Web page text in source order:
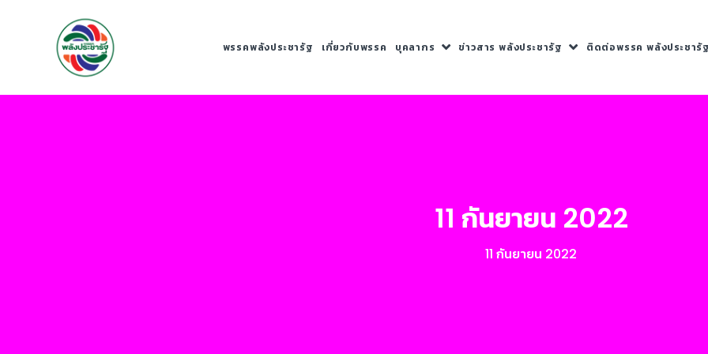
พรรคพลังประชารัฐ เกี่ยวกับพรรค บุคลากร ข่าวสาร พลังประชารัฐ ติดต่อพรรค พลังประชารัฐ
11 กันยายน 2022
11 กันยายน 2022